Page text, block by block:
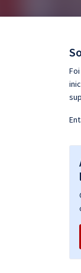
Questões grátis
Conteúdo